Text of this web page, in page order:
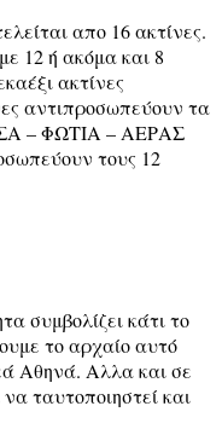
απο 16 ακτίνες.
12 ή ακόμα και 8
ακτίνες
αντιπροσωπεύουν τα
– ΦΩΤΙΑ – ΑΕΡΑΣ
τους 12
συμβολίζει κάτι το
το αρχαίο αυτό
Αθηνά. Αλλα και σε
ταυτοποιηστεί και